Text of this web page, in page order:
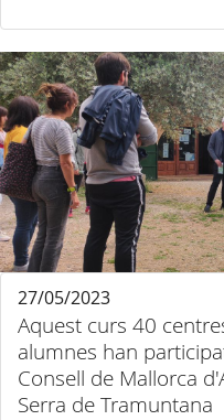
Aquest curs 40
alumnes han
Consell de Mallorca
Serra de Tramuntana
27/05/2023